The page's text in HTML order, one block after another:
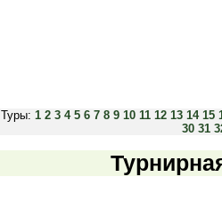
Туры: 1 2 3 4 5 6 7 8 9 10 11 12 13 14 15
30 31